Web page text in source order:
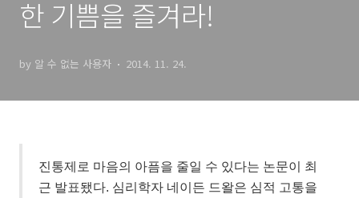
한 기쁨을 즐겨라!
by 알 수 없는 사용자 2014. 11. 24.
진통제로 마음의 아픔을 줄일 수 있다는 논문이 최
근 발표됐다. 심리학자 네이든 드왈은 심적 고통을